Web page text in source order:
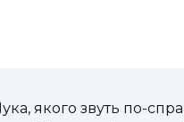
якого звуть по-